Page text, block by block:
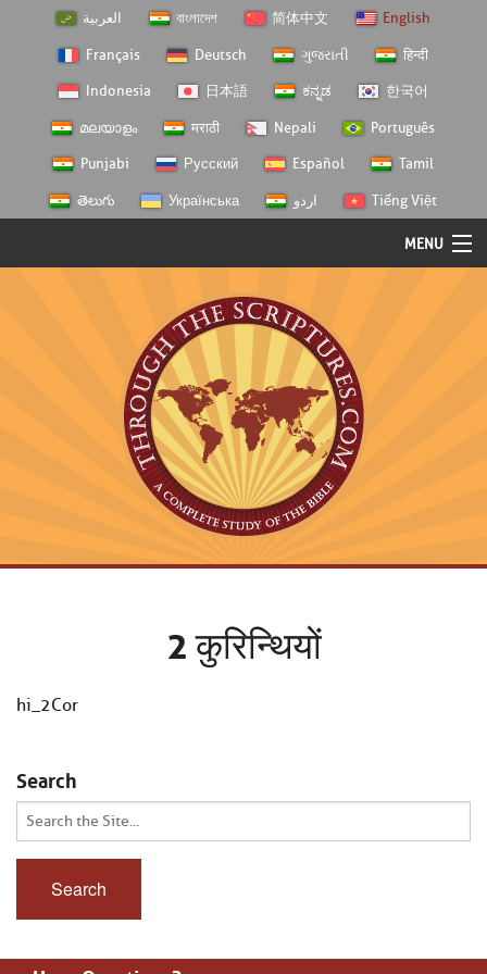
العربية বাংলাদেশ 简体中文 English
Français Deutsch ગુજરાતી हिन्दी
Indonesia 日本語 ಕನ್ನಡ 한국어
മലയാളം मराठी Nepali Português
Punjabi Русский Español Tamil
తెలుగు Українська اردو Tiếng Việt
MENU
Semester Studies
2 कुरिन्थियों
hi_2Cor
Search
Search